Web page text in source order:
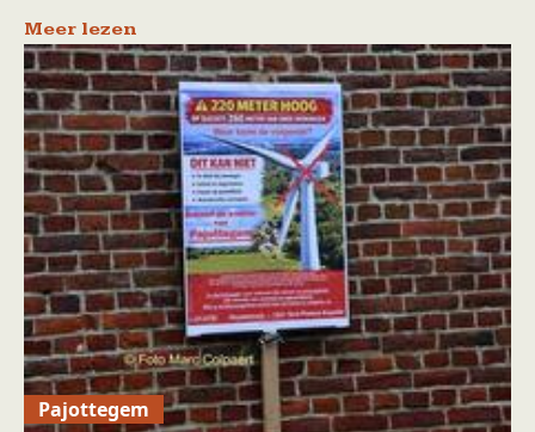
Meer lezen
Pajottegem